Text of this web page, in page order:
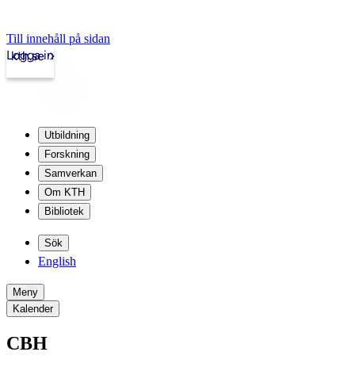
Till innehåll på sidan
kth.se
Logga in
Utbildning
Forskning
Samverkan
Om KTH
Bibliotek
Sök
English
Meny
Kalender
CBH